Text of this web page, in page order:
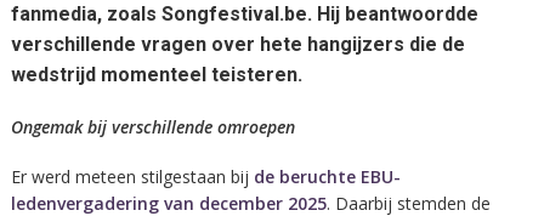
fanmedia, zoals Songfestival.be. Hij beantwoordde
verschillende vragen over hete hangijzers die de
wedstrijd momenteel teisteren.
Ongemak bij verschillende omroepen
Er werd meteen stilgestaan bij de beruchte EBU-
ledenvergadering van december 2025. Daarbij stemden de